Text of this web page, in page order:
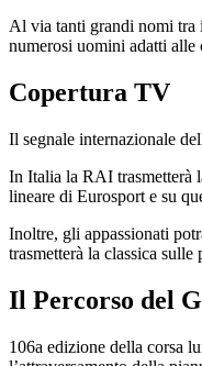
Al via tanti grandi nomi tra
numerosi uomini adatti
Copertura TV
Il segnale internazionale
In Italia la RAI trasmetterà
lineare di Eurosport e su
Inoltre, gli appassionati
trasmetterà la classica
Il Percorso del
106a edizione della corsa